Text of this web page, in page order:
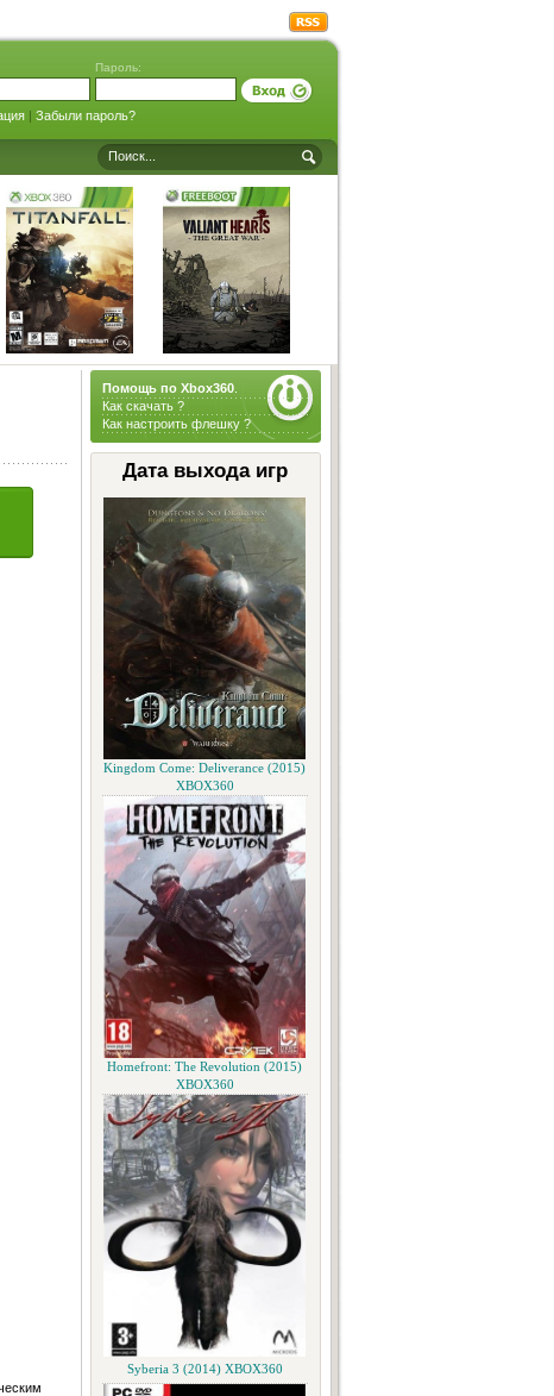
Пароль:
| Забыли пароль?
Помощь по Xbox360.
Как скачать ?
Как настроить флешку ?
Дата выхода игр
Kingdom Come: Deliverance (2015)
XBOX360
Homefront: The Revolution (2015)
XBOX360
Syberia 3 (2014) XBOX360